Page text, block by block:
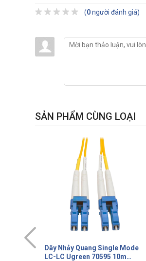
(0người đánh giá)
SẢN PHẨM CÙNG LOẠI
Thiết bị mở rộng USB Type-C 6
in 1 Ugreen 45000 HDMI